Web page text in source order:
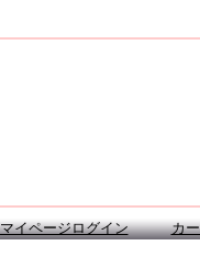
マイページログイン カ